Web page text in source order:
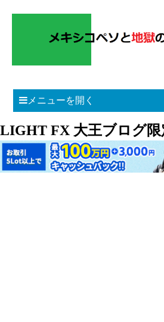
メニューを開く
LIGHT FX 大王ブログ